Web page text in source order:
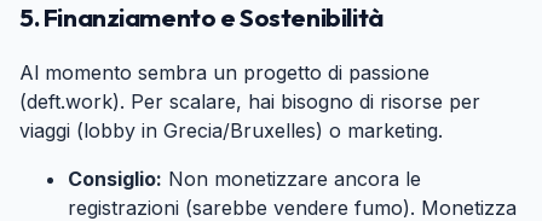
5. Finanziamento e Sostenibilità
Al momento sembra un progetto di passione
(deft.work). Per scalare, hai bisogno di risorse per
viaggi (lobby in Grecia/Bruxelles) o marketing.
Consiglio: Non monetizzare ancora le
registrazioni (sarebbe vendere fumo). Monetizza